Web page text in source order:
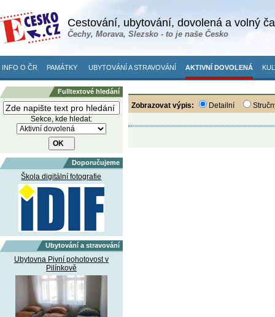
Cestování, ubytování, dovolená a volný
Čechy, Morava, Slezsko - to je naše Česko
INFO O ČR PAMÁTKY UBYTOVÁNÍ A STRAVOVÁNÍ AKTIVNÍ DOVOLENÁ
Fulltextové hledání
Sekce, kde hledat:
Doporučujeme
Škola digitální fotografie
Ubytování a stravování
Ubytovna Pivní pohotovost v
Pilínkově
Zobrazovat výpis: Detailní